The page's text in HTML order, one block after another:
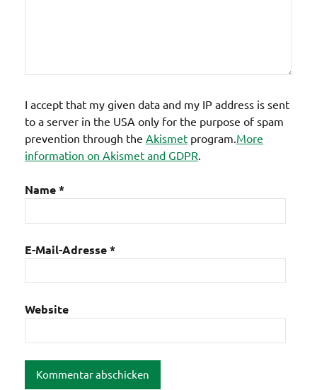
I accept that my given data and my IP address is sent
to a server in the USA only for the purpose of spam
prevention through the Akismet program.More
information on Akismet and GDPR.
Name*
E-Mail-Adresse*
Website